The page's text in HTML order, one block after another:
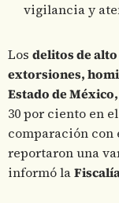
vigilancia y
Los delitos de
extorsiones,
Estado de México,
30 por ciento en
comparación con
reportaron una
informó la